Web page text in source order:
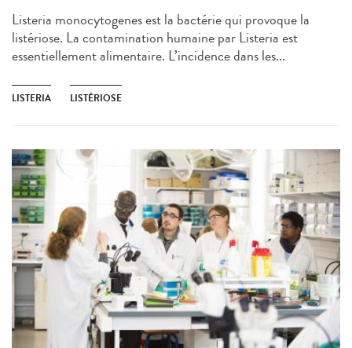
Listeria monocytogenes est la bactérie qui provoque la
listériose. La contamination humaine par Listeria est
essentiellement alimentaire. L’incidence dans les...
LISTERIA LISTÉRIOSE